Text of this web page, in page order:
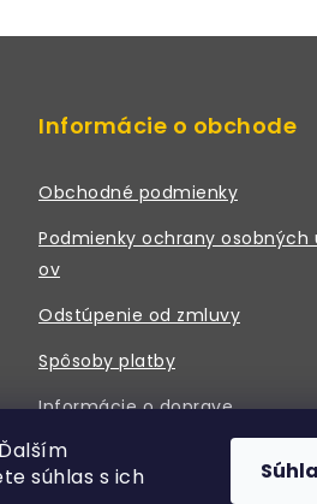
súhlas s ich
Informácie o obchode
Obchodné podmienky
Podmienky ochrany osobných
ov
Odstúpenie od zmluvy
Spôsoby platby
Informácie o doprave
Právne údaje / Kontakt